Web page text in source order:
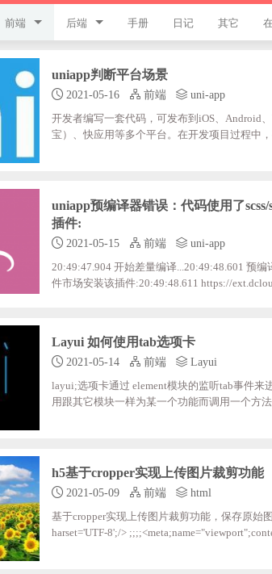
前端
jQuery
JavaScript
Flutter
游戏开发
后端
ThinkPHP8
ThinkPHP6
ThinkPHP
Laravel
Python
服务器
手册 日记 其它
uniapp判断平台场景
2021-05-16 前端 uni-app
开发者编写一套代码，可发布到iOS、Android
宝）、快应用等多个平台。在开发项目过程中
uniapp预编译器错误：代码使用了
插件:
2021-05-15 前端 uni-app
20:49:47.904 开始差量编译...20:49:48.601 预
件市场安装该插件:20:49:48.611 https://
Layui 如何使用tab选项卡
2021-05-14 前端 Layui
layui;选项卡通过 element模块的监听tab事件来
用跟其它模块一样为某一个功能而调用一个方
h5基于cropper实现上传图片裁剪功能
2021-05-09 前端 html
基于cropper实现上传图片裁剪功能，保存原始
harset='UTF-8';/>